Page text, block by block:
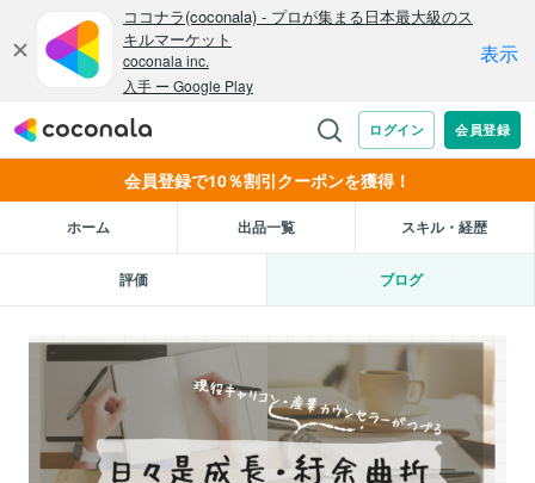
会員登録で10％割引クーポンを獲得！
ホーム 出品一覧 スキル・経歴
評価 ブログ